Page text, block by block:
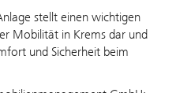
stellt einen wichtigen
Mobilität in Krems dar und
und Sicherheit beim